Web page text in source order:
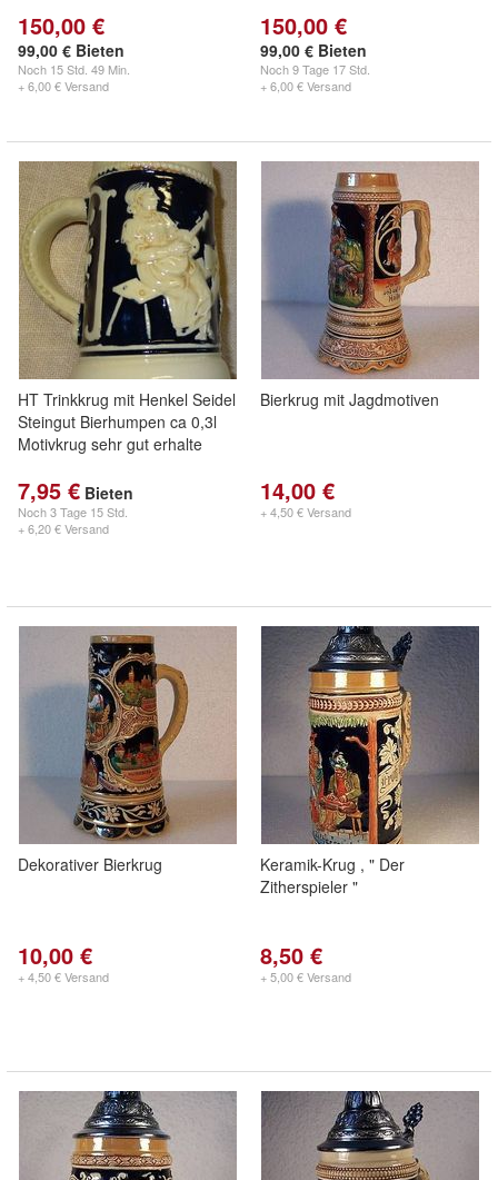
150,00 €
99,00 € Bieten
Noch 15 Std. 49 Min.
+ 6,00 € Versand
150,00 €
99,00 € Bieten
Noch9 Tage 17 Std.
+ 6,00 € Versand
HT Trinkkrug mit Henkel Seidel
Steingut Bierhumpen ca 0,3l
Motivkrug sehr gut erhalte
7,95 € Bieten
Noch3 Tage 15 Std.
+ 6,20 € Versand
Bierkrug mit Jagdmotiven
14,00 €
+ 4,50 € Versand
Dekorativer Bierkrug
10,00 €
+ 4,50 € Versand
Keramik-Krug , " Der
Zitherspieler "
8,50 €
+ 5,00 € Versand